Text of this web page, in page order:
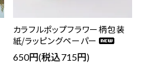
カラフルポップフラワー柄包装
紙/ラッピングペーパー
650円(税込715円)